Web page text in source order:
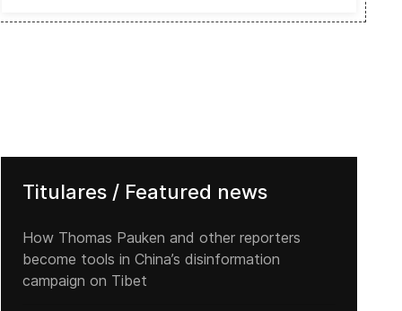
Titulares / Featured news
How Thomas Pauken and other reporters
become tools in China’s disinformation
campaign on Tibet